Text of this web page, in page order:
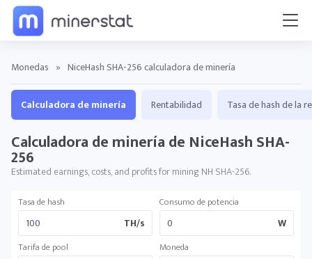
Monedas » NiceHash SHA-256 calculadora de minería
Calculadora de minería Rentabilidad Tasa de hash de la
Calculadora de minería de NiceHash SHA-
256
Estimated earnings, costs, and profits for mining NH SHA-256.
Tasa de hash
TH/s
Consumo de potencia
W
Tarifa de pool Moneda